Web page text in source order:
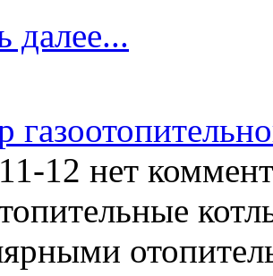
далее...
12 нет